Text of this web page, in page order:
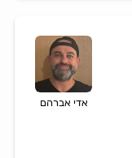
אדי אברהם